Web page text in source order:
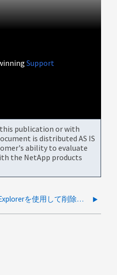
Support
publication or with
is distributed AS IS
ability to evaluate
the NetApp products
System ManagerのFile System Explorerを使用して削除されたファイルのクラスタログの確認方法